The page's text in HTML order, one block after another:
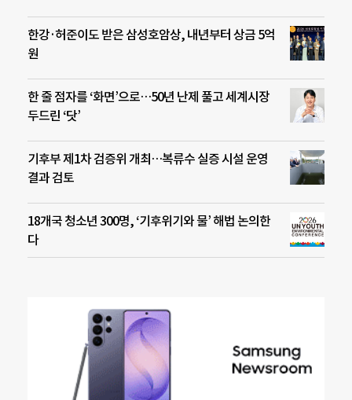
한강·허준이도 받은 삼성호암상, 내년부터 상금 5억
원
한 줄 점자를 ‘화면’으로…50년 난제 풀고 세계시장
두드린 ‘닷’
기후부 제1차 검증위 개최…복류수 실증 시설 운영
결과 검토
18개국 청소년 300명, ‘기후위기와 물’ 해법 논의한
다